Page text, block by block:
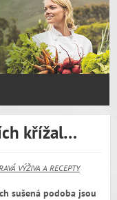
křížal…
VÝŽIVA A RECEPTY
sušená podoba jsou